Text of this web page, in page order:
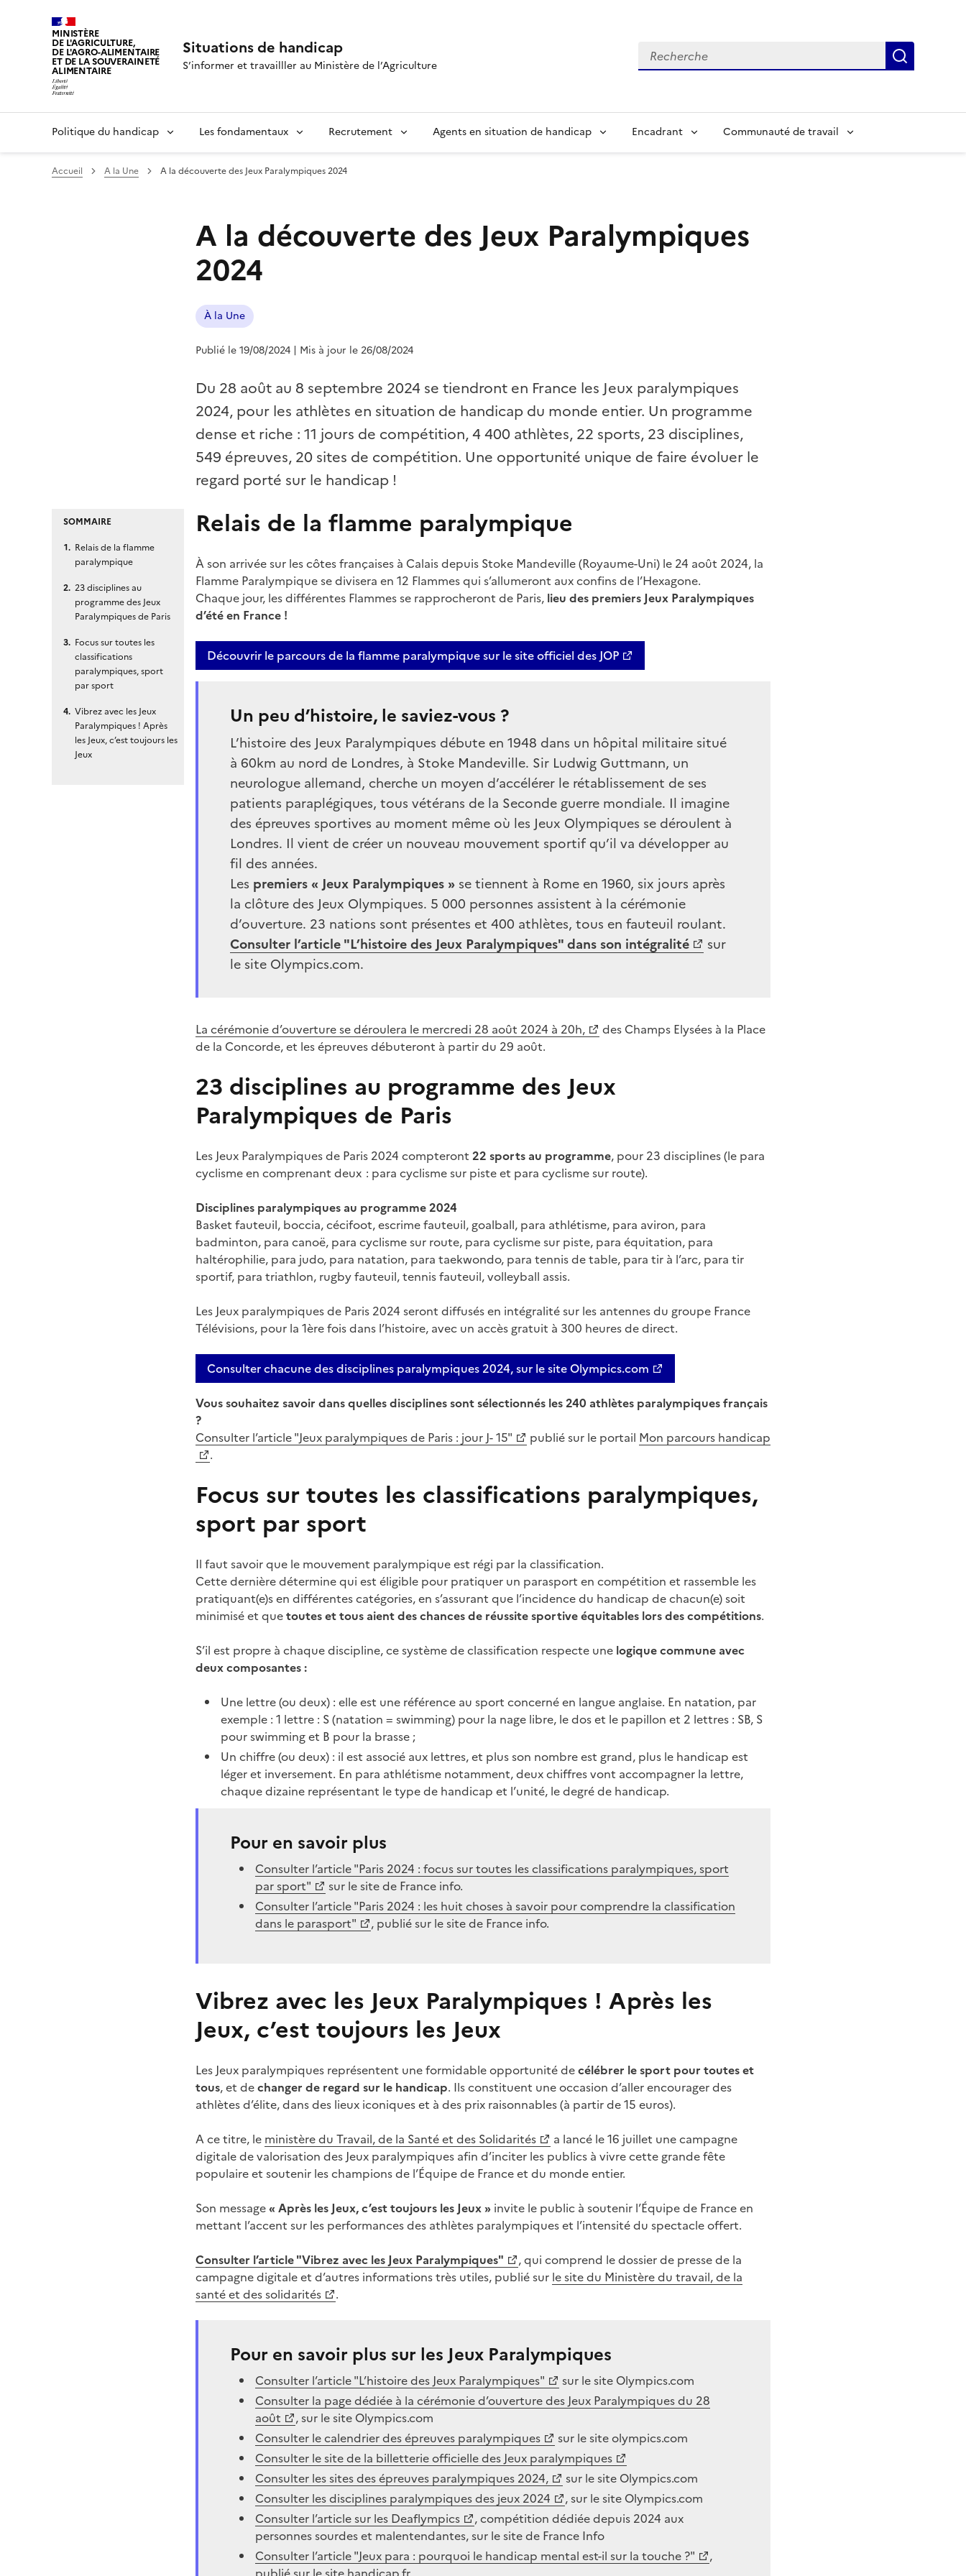
MINISTÈRE
DE L'AGRICULTURE,
DE L'AGRO-ALIMENTAIRE
ET DE LA SOUVERAINETÉ
ALIMENTAIRE
Situations de handicap
S’informer et travailller au Ministère de l’Agriculture
Recherche
Politique du handicap Les fondamentaux Recrutement Agents en situation de handicap Encadrant Communauté de travail
Accueil A la Une A la découverte des Jeux Paralympiques 2024
A la découverte des Jeux Paralympiques
2024
À la Une
Publié le 19/08/2024 | Mis à jour le 26/08/2024
Du 28 août au 8 septembre 2024 se tiendront en France les Jeux paralympiques
2024, pour les athlètes en situation de handicap du monde entier. Un programme
dense et riche : 11 jours de compétition, 4 400 athlètes, 22 sports, 23 disciplines,
549 épreuves, 20 sites de compétition. Une opportunité unique de faire évoluer le
regard porté sur le handicap !
SOMMAIRE
Relais de la flamme
paralympique
23 disciplines au
programme des Jeux
Paralympiques de Paris
Focus sur toutes les
classifications
paralympiques, sport
par sport
Vibrez avec les Jeux
Paralympiques ! Après
les Jeux, c’est toujours les
Jeux
Relais de la flamme paralympique
À son arrivée sur les côtes françaises à Calais depuis Stoke Mandeville (Royaume-Uni) le 24 août 2024, la
Flamme Paralympique se divisera en 12 Flammes qui s’allumeront aux confins de l’Hexagone.
Chaque jour, les différentes Flammes se rapprocheront de Paris, lieu des premiers Jeux Paralympiques
d’été en France !
Découvrir le parcours de la flamme paralympique sur le site officiel des JOP
Un peu d’histoire, le saviez-vous ?
L’histoire des Jeux Paralympiques débute en 1948 dans un hôpital militaire situé
à 60km au nord de Londres, à Stoke Mandeville. Sir Ludwig Guttmann, un
neurologue allemand, cherche un moyen d’accélérer le rétablissement de ses
patients paraplégiques, tous vétérans de la Seconde guerre mondiale. Il imagine
des épreuves sportives au moment même où les Jeux Olympiques se déroulent à
Londres. Il vient de créer un nouveau mouvement sportif qu’il va développer au
fil des années.
Les premiers « Jeux Paralympiques » se tiennent à Rome en 1960, six jours après
la clôture des Jeux Olympiques. 5 000 personnes assistent à la cérémonie
d’ouverture. 23 nations sont présentes et 400 athlètes, tous en fauteuil roulant.
Consulter l’article "L’histoire des Jeux Paralympiques" dans son intégralité
sur
le site Olympics.com.
La cérémonie d’ouverture se déroulera le mercredi 28 août 2024 à 20h,
des Champs Elysées à la Place
de la Concorde, et les épreuves débuteront à partir du 29 août.
23 disciplines au programme des Jeux
Paralympiques de Paris
Les Jeux Paralympiques de Paris 2024 compteront 22 sports au programme, pour 23 disciplines (le para
cyclisme en comprenant deux : para cyclisme sur piste et para cyclisme sur route).
Disciplines paralympiques au programme 2024
Basket fauteuil, boccia, cécifoot, escrime fauteuil, goalball, para athlétisme, para aviron, para
badminton, para canoë, para cyclisme sur route, para cyclisme sur piste, para équitation, para
haltérophilie, para judo, para natation, para taekwondo, para tennis de table, para tir à l’arc, para tir
sportif, para triathlon, rugby fauteuil, tennis fauteuil, volleyball assis.
Les Jeux paralympiques de Paris 2024 seront diffusés en intégralité sur les antennes du groupe France
Télévisions, pour la 1ère fois dans l’histoire, avec un accès gratuit à 300 heures de direct.
Consulter chacune des disciplines paralympiques 2024, sur le site Olympics.com
Vous souhaitez savoir dans quelles disciplines sont sélectionnés les 240 athlètes paralympiques français
?
Consulter l’article "Jeux paralympiques de Paris : jour J- 15"
publié sur le portail Mon parcours handicap
.
Focus sur toutes les classifications paralympiques,
sport par sport
Il faut savoir que le mouvement paralympique est régi par la classification.
Cette dernière détermine qui est éligible pour pratiquer un parasport en compétition et rassemble les
pratiquant(e)s en différentes catégories, en s’assurant que l’incidence du handicap de chacun(e) soit
minimisé et quetoutes et tous aient des chances de réussite sportive équitables lors des compétitions.
S’il est propre à chaque discipline, ce système de classification respecte une logique commune avec
deux composantes :​
Une lettre (ou deux) : elle est une référence au sport concerné en langue anglaise. En natation, par
exemple : 1 lettre : S (natation = swimming) pour la nage libre, le dos et le papillon et 2 lettres : SB, S
pour swimming et B pour la brasse ;
Un chiffre (ou deux) : il est associé aux lettres, et plus son nombre est grand, plus le handicap est
léger et inversement. En para athlétisme notamment, deux chiffres vont accompagner la lettre,
chaque dizaine représentant le type de handicap et l’unité, le degré de handicap.
Pour en savoir plus
Consulter l’article "Paris 2024 : focus sur toutes les classifications paralympiques, sport
par sport"
sur le site de France info.
Consulter l’article "Paris 2024 : les huit choses à savoir pour comprendre la classification
dans le parasport"
, publié sur le site de France info.
Vibrez avec les Jeux Paralympiques ! Après les
Jeux, c’est toujours les Jeux
Les Jeux paralympiques représentent une formidable opportunité decélébrer le sport pour toutes et
tous, et dechanger de regard sur le handicap. Ils constituent une occasion d’aller encourager des
athlètes d’élite, dans des lieux iconiques et à des prix raisonnables (à partir de 15 euros).
A ce titre, le ministère du Travail, de la Santé et des Solidarités
a lancé le 16 juillet une campagne
digitale de valorisation des Jeux paralympiques afin d’inciter les publics à vivre cette grande fête
populaire et soutenir les champions de l’Équipe de France et du monde entier.
Son message« Après les Jeux, c’est toujours les Jeux » invite le public à soutenir l’Équipe de France en
mettant l’accent sur les performances des athlètes paralympiques et l’intensité du spectacle offert.
Consulter l’article "Vibrez avec les Jeux Paralympiques"
, qui comprend le dossier de presse de la
campagne digitale et d’autres informations très utiles, publié sur le site du Ministère du travail, de la
santé et des solidarités
.
Pour en savoir plus sur les Jeux Paralympiques
Consulter l’article "L’histoire des Jeux Paralympiques"
sur le site Olympics.com
Consulter la page dédiée à la cérémonie d’ouverture des Jeux Paralympiques du 28
août
, sur le site Olympics.com
Consulter le calendrier des épreuves paralympiques
sur le site olympics.com
Consulter le site de la billetterie officielle des Jeux paralympiques
Consulter les sites des épreuves paralympiques 2024,
sur le site Olympics.com
Consulter les disciplines paralympiques des jeux 2024
, sur le site Olympics.com
Consulter l’article sur les Deaflympics
, compétition dédiée depuis 2024 aux
personnes sourdes et malentendantes, sur le site de France Info
Consulter l’article "Jeux para : pourquoi le handicap mental est-il sur la touche ?"
,